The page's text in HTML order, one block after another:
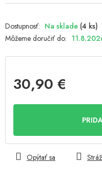
Na sklade (4 ks)
Môžeme doručiť do:
30,90 €
Opýtať sa